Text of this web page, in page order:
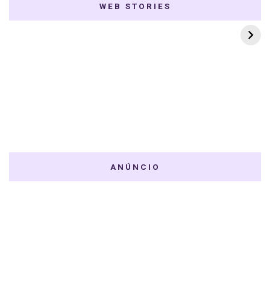
WEB STORIES
7 K-dramas Enemies
to Lovers
Thai Dramas com
First e Khaotung
ANÚNCIO